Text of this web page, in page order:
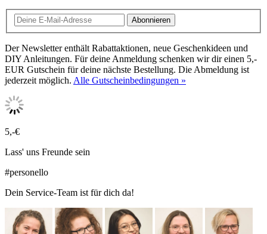
Abonnieren
Der Newsletter enthält Rabattaktionen, neue Geschenkideen und
DIY Anleitungen. Für deine Anmeldung schenken wir dir einen 5,-
EUR Gutschein für deine nächste Bestellung. Die Abmeldung ist
jederzeit möglich. Alle Gutscheinbedingungen »
5,-€
Lass' uns Freunde sein
#personello
Dein Service-Team ist für dich da!